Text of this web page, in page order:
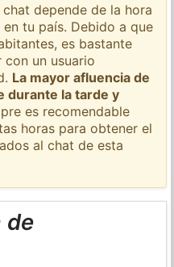
depende de la hora
tu país. Debido a que
es bastante
un usuario
La mayor afluencia de
durante la tarde y
es recomendable
horas para obtener el
al chat de esta
de